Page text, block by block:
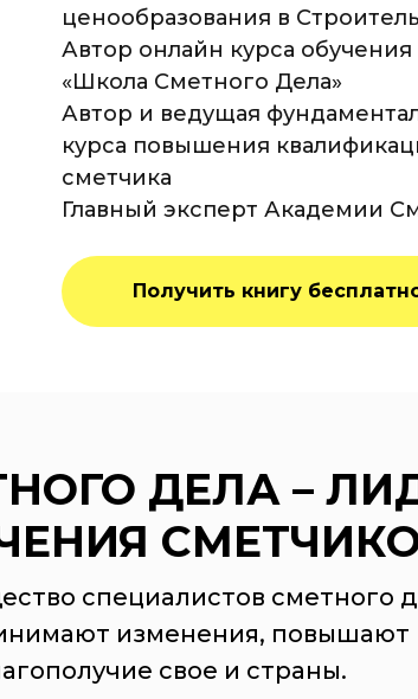
ценообразования в
Автор онлайн курса
«Школа Сметного Дела»
Автор и ведущая
курса повышения
сметчика
Главный эксперт Академии
Получить книгу
ДЕЛА –
специалистов сметного
изменения, повышают
свое и страны.